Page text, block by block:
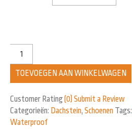
TOEVOEGEN AAN WINKELWAGEN
Customer Rating(0) Submit a Review
Categorieën: Dachstein, Schoenen Tags:
Waterproof